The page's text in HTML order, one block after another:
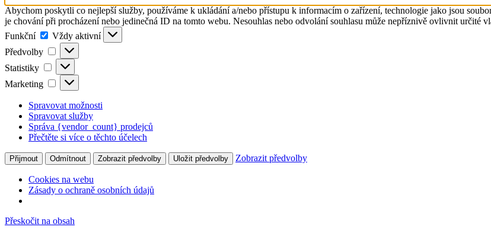
Abychom poskytli co nejlepší služby, používáme k ukládání a/nebo přístupu k informacím o zařízení, technologie jako jsou
je chování při procházení nebo jedinečná ID na tomto webu. Nesouhlas nebo odvolání souhlasu může nepříznivě ovlivnit určité
Funkční
Funkční
Vždy aktivní
Předvolby
Předvolby
Statistiky Statistiky
Marketing Marketing
Spravovat možnosti
Spravovat služby
Správa {vendor_count} prodejců
Přečtěte si více o těchto účelech
Přijmout Odmítnout Zobrazit předvolby Uložit předvolby Zobrazit předvolby
Cookies na webu
Zásady o ochraně osobních údajů
Přeskočit na obsah